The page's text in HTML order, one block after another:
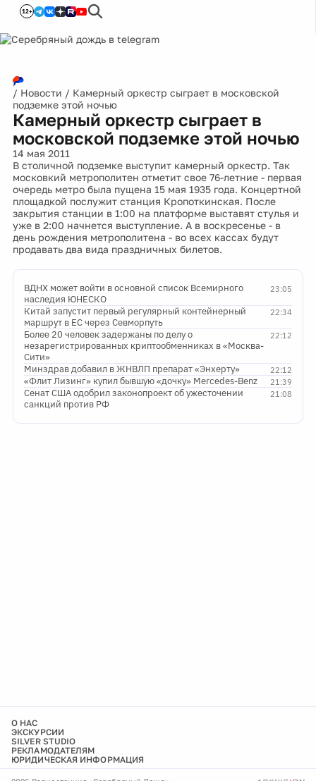
12+
/ Новости / Камерный оркестр сыграет в московской
подземке этой ночью
Камерный оркестр сыграет в
московской подземке этой ночью
14 мая 2011
В столичной подземке выступит камерный оркестр. Так
московкий метрополитен отметит свое 76-летние - первая
очередь метро была пущена 15 мая 1935 года. Концертной
площадкой послужит станция Кропоткинская. После
закрытия станции в 1:00 на платформе выставят стулья и
уже в 2:00 начнется выступление. А в воскресенье - в
день рождения метрополитена - во всех кассах будут
продавать два вида праздничных билетов.
23:05
ВДНХ может войти в основной список Всемирного
наследия ЮНЕСКО
22:34
Китай запустит первый регулярный контейнерный
маршрут в ЕС через Севморпуть
22:12
Более 20 человек задержаны по делу о
незарегистрированных криптообменниках в «Москва-
Сити»
22:12
Минздрав добавил в ЖНВЛП препарат «Энхерту»
21:39
«Флит Лизинг» купил бывшую «дочку» Mercedes-Benz
21:08
Сенат США одобрил законопроект об ужесточении
санкций против РФ
О НАС
ЭКСКУРСИИ
SILVER STUDIO
РЕКЛАМОДАТЕЛЯМ
ЮРИДИЧЕСКАЯ ИНФОРМАЦИЯ